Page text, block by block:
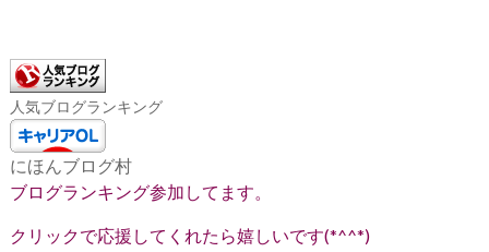
人気ブログランキング
にほんブログ村
ブログランキング参加してます。
クリックで応援してくれたら嬉しいです(*^^*)